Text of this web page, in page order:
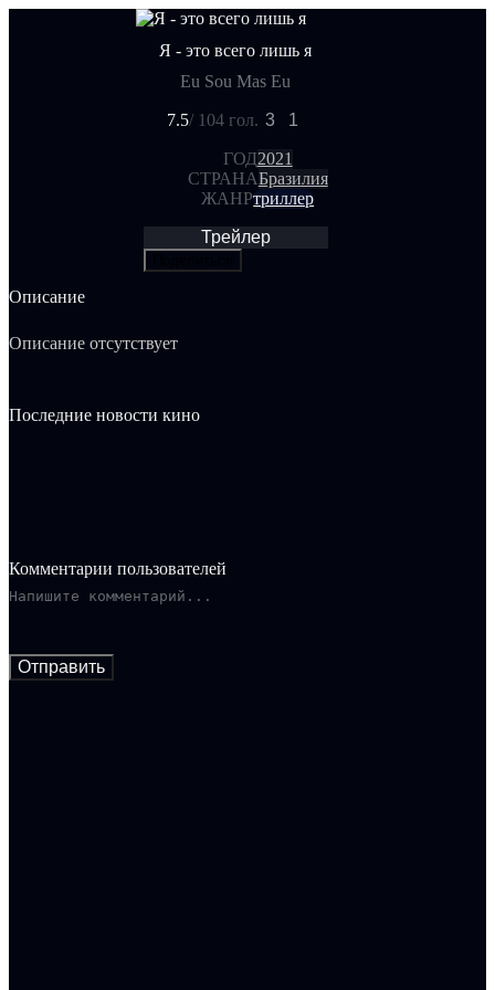
Я - это всего лишь я
Eu Sou Mas Eu
7.5/ 104 гол. 3 1
ГОД2021
СТРАНАБразилия
ЖАНРтриллер
Трейлер
Описание
Описание отсутствует
Последние новости кино
Комментарии пользователей
Отправить